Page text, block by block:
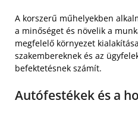
A korszerű műhelyekben
a minőséget és növelik a
megfelelő környezet
szakembereknek és az
befektetésnek számít.
Autófestékek és a